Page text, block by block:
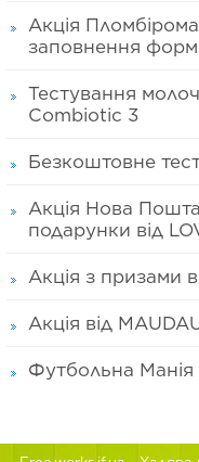
Акція
заповнення
Тестування
Combiotic 3
Безкоштовне
Акція Нова
подарунки від
Акція з призами
Акція від
Футбольна Манія